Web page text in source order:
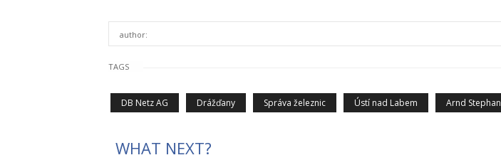
author:
TAGS
DB Netz AG Drážďany Správa železnic Ústí nad Labem Arnd Stephan
WHAT NEXT?